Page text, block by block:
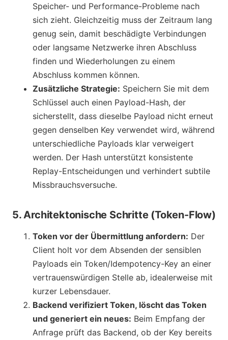
Speicher- und Performance-Probleme nach
sich zieht. Gleichzeitig muss der Zeitraum lang
genug sein, damit beschädigte Verbindungen
oder langsame Netzwerke ihren Abschluss
finden und Wiederholungen zu einem
Abschluss kommen können.
Zusätzliche Strategie: Speichern Sie mit dem
Schlüssel auch einen Payload-Hash, der
sicherstellt, dass dieselbe Payload nicht erneut
gegen denselben Key verwendet wird, während
unterschiedliche Payloads klar verweigert
werden. Der Hash unterstützt konsistente
Replay-Entscheidungen und verhindert subtile
Missbrauchsversuche.
5. Architektonische Schritte (Token-Flow)
Token vor der Übermittlung anfordern: Der
Client holt vor dem Absenden der sensiblen
Payloads ein Token/Idempotency-Key an einer
vertrauenswürdigen Stelle ab, idealerweise mit
kurzer Lebensdauer.
Backend verifiziert Token, löscht das Token
und generiert ein neues: Beim Empfang der
Anfrage prüft das Backend, ob der Key bereits